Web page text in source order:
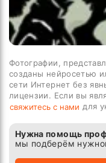
Фотографии,
созданы нейросетью
сети Интернет без
лицензии. Если вы
свяжитесь с нами для
Нужна помощь
мы подберём